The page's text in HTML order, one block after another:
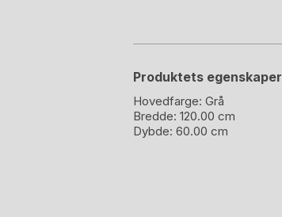
Produktets egenskaper
Hovedfarge: Grå
Bredde: 120.00 cm
Dybde: 60.00 cm